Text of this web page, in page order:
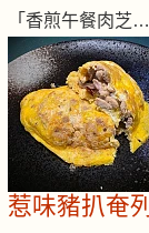
「香煎午餐肉芝…
惹味豬扒奄列